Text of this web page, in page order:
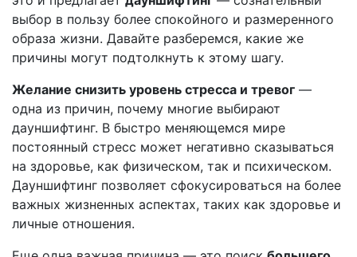
выбор в пользу более спокойного и размеренного
образа жизни. Давайте разберемся, какие же
причины могут подтолкнуть к этому шагу.
Желание снизить уровень стресса и тревог —
одна из причин, почему многие выбирают
дауншифтинг. В быстро меняющемся мире
постоянный стресс может негативно сказываться
на здоровье, как физическом, так и психическом.
Дауншифтинг позволяет сфокусироваться на более
важных жизненных аспектах, таких как здоровье и
личные отношения.